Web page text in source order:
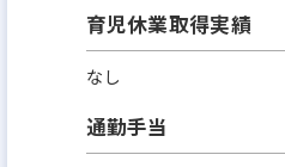
育児休業取得実績
なし
通勤手当